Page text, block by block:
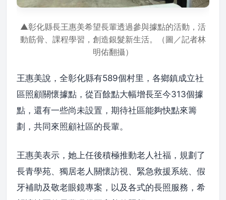
▲彰化縣長王惠美希望長輩透過參與據點的活動，活
動筋骨、課程學習，創造銀髮新生活。（圖／記者林
明佑翻攝）
王惠美說，全彰化縣有589個村里，各鄉鎮成立社
區照顧關懷據點，從百餘點大幅增長至今313個據
點，還有一些尚未設置，期待社區能夠快點來籌
劃，共同來照顧社區的長輩。
王惠美表示，她上任後積極推動老人社福，規劃了
長青學苑、獨居老人關懷訪視、緊急救援系統、假
牙補助及敬老眼鏡專案，以及各式的長照服務，希